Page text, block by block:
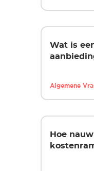
Wat is
Algemene
Hoe